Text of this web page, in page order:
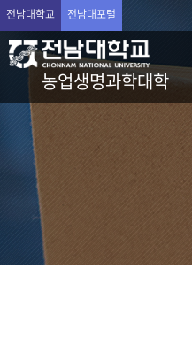
전남대학교 전남대포털
농업생명과학대학